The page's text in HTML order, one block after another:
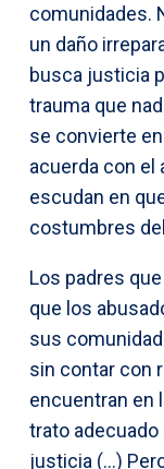
comunidades.
un daño
busca justicia
trauma que
se convierte
acuerda con el
escudan en
costumbres
Los padres
que los
sus
sin contar con
encuentran en
trato adecuado
justicia (…)